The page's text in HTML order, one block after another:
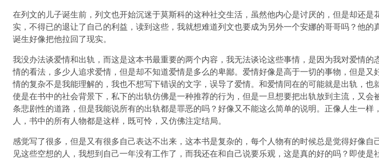
在列文的儿子诞生前，列文也开始沉迷于莫斯科的这种社交生活，虽然他内心是讨厌的，但是却还是
实，不得已的退让了自己的利益，读到这些，我就想难道列文也要成为另外一个安娜的哥哥吗？他的
诞生好像把他拉回了现实。
我没办法谈爱情和出轨，而这是这本书最重要的两个内容，我无法谈论这些事情，是因为我对爱情的
情的看法，多少人追求爱情，但是却不知道爱情是多么的卑鄙。爱情好像是高于一切的事物，但是又
情的复杂不是我能理解的，我也不想写下错误的文字，误导了爱情。和爱情同在的可能就是出轨，也
使是在书中的社会背景下，私下的出轨仿佛是一种推荐的行为，但是一旦想要把出轨放到主流，又会
条悲剧性的道路，但是我能说所有的出轨都是罪恶的吗？好像又不能这么简单的说明。正像人生一样
人，书中的所有人物都是这样，既可怜，又仿佛注定结局。
感觉写了很多，但是又有很多自己表达不出来，这本书是复杂的，每个人物有的时候总是觉得好像自
见这些空想的人，我想到自己一年没有工作了，而我还在和自己说要乐观，这是真的好的吗？即使是